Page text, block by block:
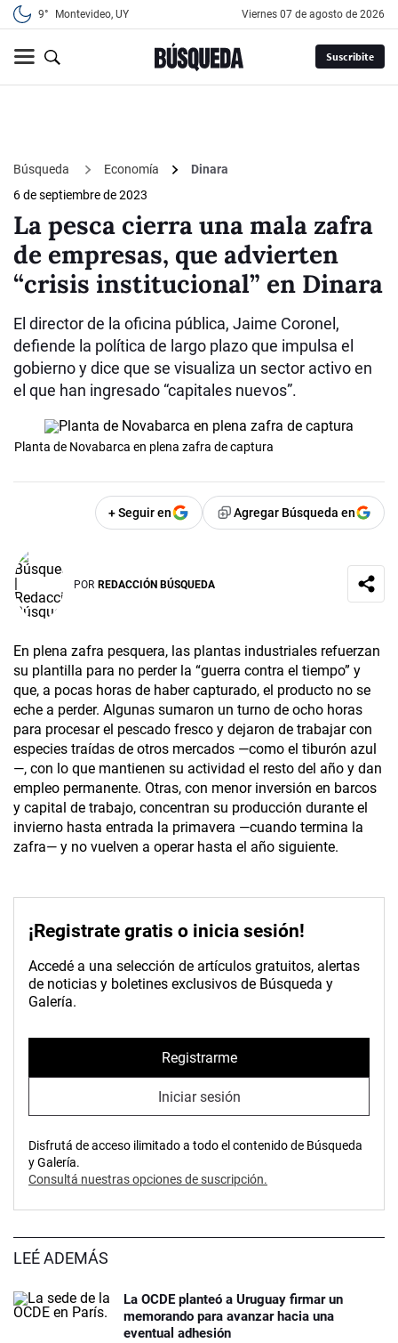
9° Montevideo, UY viernes 07 de agosto de 2026
Suscribite
Búsqueda Economía
Dinara
6 de septiembre de 2023
La pesca cierra una mala zafra
de empresas, que advierten
“crisis institucional” en Dinara
El director de la oficina pública, Jaime Coronel,
defiende la política de largo plazo que impulsa el
gobierno y dice que se visualiza un sector activo en
el que han ingresado “capitales nuevos”.
Planta de Novabarca en plena zafra de captura
+ Seguir en Agregar Búsqueda en
POR REDACCIÓN BÚSQUEDA
En plena zafra pesquera, las plantas industriales refuerzan
su plantilla para no perder la “guerra contra el tiempo” y
que, a pocas horas de haber capturado, el producto no se
eche a perder. Algunas sumaron un turno de ocho horas
para procesar el pescado fresco y dejaron de trabajar con
especies traídas de otros mercados —como el tiburón azul
—, con lo que mantienen su actividad el resto del año y dan
empleo permanente. Otras, con menor inversión en barcos
y capital de trabajo, concentran su producción durante el
invierno hasta entrada la primavera —cuando termina la
zafra— y no vuelven a operar hasta el año siguiente.
¡Registrate gratis o inicia sesión!
Accedé a una selección de artículos gratuitos, alertas
de noticias y boletines exclusivos de Búsqueda y
Galería.
Registrarme
Iniciar sesión
Disfrutá de acceso ilimitado a todo el contenido de Búsqueda
y Galería.
Consultá nuestras opciones de suscripción.
LEÉ ADEMÁS
La OCDE planteó a Uruguay firmar un
memorando para avanzar hacia una
eventual adhesión